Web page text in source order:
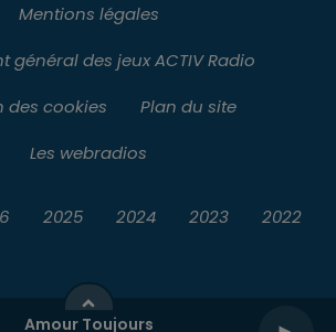
Amour Toujours
Mentions légales
général des jeux ACTIV Radio
des cookies
Plan du site
Les webradios
2025 2024 2023 2022